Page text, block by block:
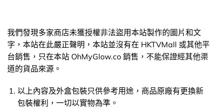
我們發現多家商店未獲授權非法盜用本站製作的圖片和文
字，本站在此嚴正聲明，本站並沒有在 HKTVMall 或其他平
台銷售，只在本站 OhMyGlow.co 銷售，不能保證經其他渠
道的貨品來源。
以上內容及外盒包裝只供參考用途，商品原廠有更換新
包裝權利，一切以實物為準。